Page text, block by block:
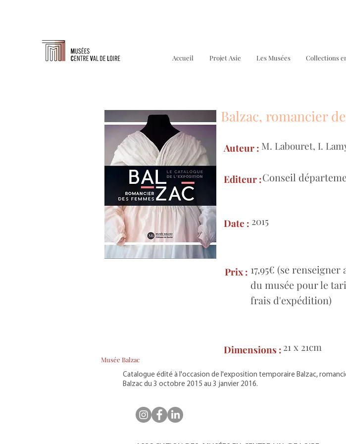
Accueil Projet Asie Les Musées Collections
Balzac, romancier
Auteur : M. Labouret, I.
Conseil
Editeur :
2015
Date :
17,95€ (se renseigner
du musée pour le
frais d'expédition)
Prix :
Musée Balzac
21 x 21cm
Dimensions :
Catalogue édité à l'occasion de l'exposition temporaire Balzac,
Balzac du 3 octobre 2015 au 3 janvier 2016.